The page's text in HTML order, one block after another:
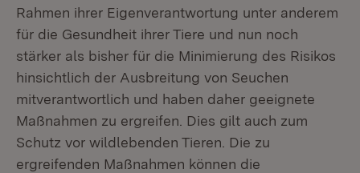
Rahmen ihrer Eigenverantwortung unter anderem
für die Gesundheit ihrer Tiere und nun noch
stärker als bisher für die Minimierung des Risikos
hinsichtlich der Ausbreitung von Seuchen
mitverantwortlich und haben daher geeignete
Maßnahmen zu ergreifen. Dies gilt auch zum
Schutz vor wildlebenden Tieren. Die zu
ergreifenden Maßnahmen können die